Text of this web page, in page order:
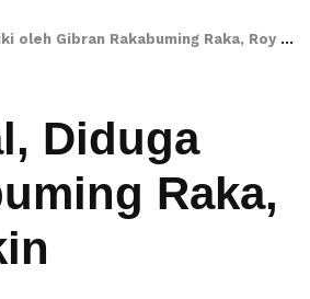
Raka, Roy Suryo 99,9 Persen Yakin
Diduga
Raka,